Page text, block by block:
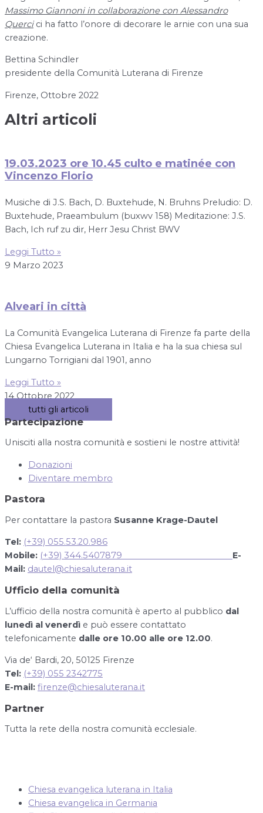
Massimo Giannoni in collaborazione con Alessandro
Quercici ha fatto l’onore di decorare le arnie con una sua
creazione.
Bettina Schindler
presidente della Comunità Luterana di Firenze
Firenze, Ottobre 2022
Altri articoli
19.03.2023 ore 10.45 culto e matinée con
Vincenzo Florio
Musiche di J.S. Bach, D. Buxtehude, N. Bruhns Preludio: D.
Buxtehude, Praeambulum (buxwv 158) Meditazione: J.S.
Bach, Ich ruf zu dir, Herr Jesu Christ BWV
Leggi Tutto »
9 Marzo 2023
Alveari in città
La Comunità Evangelica Luterana di Firenze fa parte della
Chiesa Evangelica Luterana in Italia e ha la sua chiesa sul
Lungarno Torrigiani dal 1901, anno
Leggi Tutto »
14 Ottobre 2022
tutti gli articoli
Partecipazione
Unisciti alla nostra comunità e sostieni le nostre attività!
Donazioni
Diventare membro
Pastora
Per contattare la pastora Susanne Krage-Dautel
Tel: (+39) 055.53.20.986
Mobile: (+39) 344.5407879 E-
Mail: dautel@chiesaluterana.it
Ufficio della comunità
L’ufficio della nostra comunità è aperto al pubblico dal
lunedì al venerdì e può essere contattato
telefonicamente dalle ore 10.00 alle ore 12.00.
Via de‘ Bardi, 20, 50125 Firenze
Tel: (+39) 055 2342775
E-mail: firenze@chiesaluterana.it
Partner
Tutta la rete della nostra comunità ecclesiale.
Chiesa evangelica luterana in Italia
Chiesa evangelica in Germania